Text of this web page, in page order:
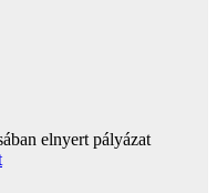
elnyert pályázat